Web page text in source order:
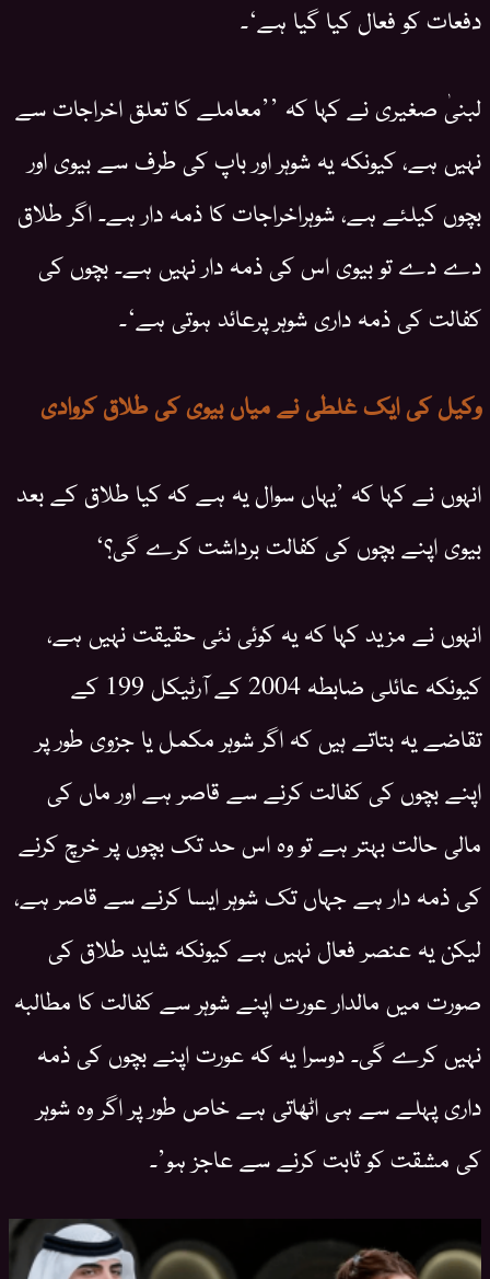
دفعات کو فعال کیا گیا ہے‘۔
لبنیٰ صغیری نے کہا کہ ’’معاملے کا تعلق اخراجات سے
نہیں ہے، کیونکہ یہ شوہر اور باپ کی طرف سے بیوی اور
بچوں کیلئے ہے، شوہراخراجات کا ذمہ دار ہے۔ اگر طلاق
دے دے تو بیوی اس کی ذمہ دار نہیں ہے۔ بچوں کی
کفالت کی ذمہ داری شوہر پرعائد ہوتی ہے‘۔
وکیل کی ایک غلطی نے میاں بیوی کی طلاق کروادی
انہوں نے کہا کہ ’یہاں سوال یہ ہے کہ کیا طلاق کے بعد
بیوی اپنے بچوں کی کفالت برداشت کرے گی؟‘
انہوں نے مزید کہا کہ یہ کوئی نئی حقیقت نہیں ہے،
کیونکہ عائلی ضابطہ 2004 کے آرٹیکل 199 کے
تقاضے یہ بتاتے ہیں کہ اگر شوہر مکمل یا جزوی طور پر
اپنے بچوں کی کفالت کرنے سے قاصر ہے اور ماں کی
مالی حالت بہتر ہے تو وہ اس حد تک بچوں پر خرچ کرنے
کی ذمہ دار ہے جہاں تک شوہر ایسا کرنے سے قاصر ہے،
لیکن یہ عنصر فعال نہیں ہے کیونکہ شاید طلاق کی
صورت میں مالدار عورت اپنے شوہر سے کفالت کا مطالبہ
نہیں کرے گی۔ دوسرا یہ کہ عورت اپنے بچوں کی ذمہ
داری پہلے سے ہی اٹھاتی ہے خاص طور پر اگر وہ شوہر
کی مشقت کو ثابت کرنے سے عاجز ہو’۔